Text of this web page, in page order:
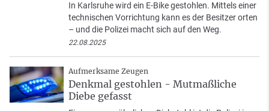
In Karlsruhe wird ein E-Bike gestohlen. Mittels einer
technischen Vorrichtung kann es der Besitzer orten
– und die Polizei macht sich auf den Weg.
22.08.2025
Aufmerksame Zeugen
Denkmal gestohlen - Mutmaßliche
Diebe gefasst